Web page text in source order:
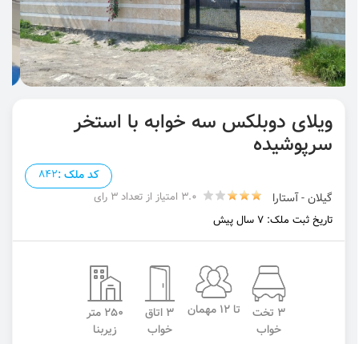
ویلای دوبلکس سه خوابه با استخر
سرپوشیده
کد ملک :842
گیلان - آستارا
3.0 امتیاز از تعداد 3 رای
تاریخ ثبت ملک: 7 سال پیش
3 تخت
خواب
تا 12 مهمان
3 اتاق
خواب
250 متر
زیربنا